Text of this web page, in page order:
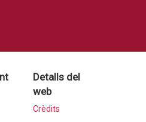
Detalls del
web
Crèdits